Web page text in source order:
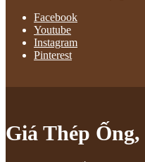
Facebook
Youtube
Instagram
Pinterest
Giá Thép